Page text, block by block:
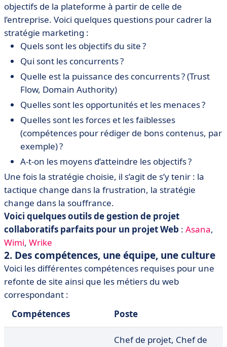
objectifs de la plateforme à partir de celle de
l’entreprise. Voici quelques questions pour cadrer la
stratégie marketing :
Quels sont les objectifs du site ?
Qui sont les concurrents ?
Quelle est la puissance des concurrents ? (Trust
Flow, Domain Authority)
Quelles sont les opportunités et les menaces ?
Quelles sont les forces et les faiblesses
(compétences pour rédiger de bons contenus, par
exemple) ?
A-t-on les moyens d’atteindre les objectifs ?
Une fois la stratégie choisie, il s’agit de s’y tenir : la
tactique change dans la frustration, la stratégie
change dans la souffrance.
Voici quelques outils de gestion de projet
collaboratifs parfaits pour un projet Web : Asana,
Wimi, Wrike
2. Des compétences, une équipe, une culture
Voici les différentes compétences requises pour une
refonte de site ainsi que les métiers du web
correspondant :
Compétences
Poste
Chef de projet, Chef de